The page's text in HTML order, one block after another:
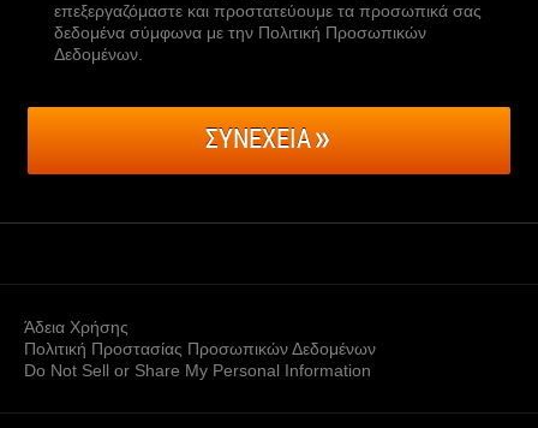
επεξεργαζόμαστε και προστατεύουμε τα προσωπικά σας
δεδομένα σύμφωνα με την Πολιτική Προσωπικών
Δεδομένων
ΣΥΝΕΧΕΙΑ
Άδεια Χρήσης
Πολιτική Προστασίας Προσωπικών Δεδομένων
Do Not Sell or Share My Personal Information